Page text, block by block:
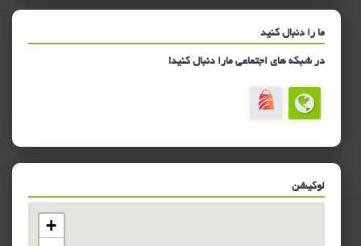
ما را دنبال کنید
در شبکه های اجتماعی مارا دنبال کنید!
لوکیشن